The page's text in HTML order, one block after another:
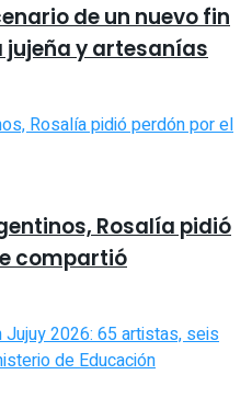
de un nuevo fin
y artesanías
Rosalía pidió
compartió